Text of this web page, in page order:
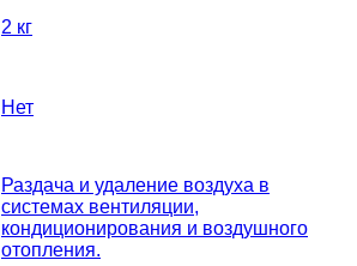
2 кг
Нет
Раздача и удаление воздуха в
системах вентиляции,
кондиционирования и воздушного
отопления.